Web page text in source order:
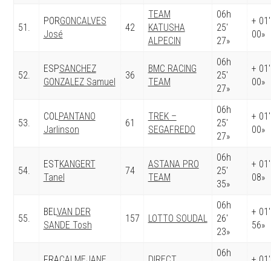
51.
PORGONCALVES
José
42
TEAM
KATUSHA
ALPECIN
06h
25′
27»
+ 01′
00»
52.
ESPSANCHEZ
GONZALEZ Samuel
36
BMC RACING
TEAM
06h
25′
27»
+ 01′
00»
53.
COLPANTANO
Jarlinson
61
TREK –
SEGAFREDO
06h
25′
27»
+ 01′
00»
54.
ESTKANGERT
Tanel
74
ASTANA PRO
TEAM
06h
25′
35»
+ 01′
08»
55.
BELVAN DER
SANDE Tosh
157 LOTTO SOUDAL
06h
26′
23»
+ 01′
56»
06h